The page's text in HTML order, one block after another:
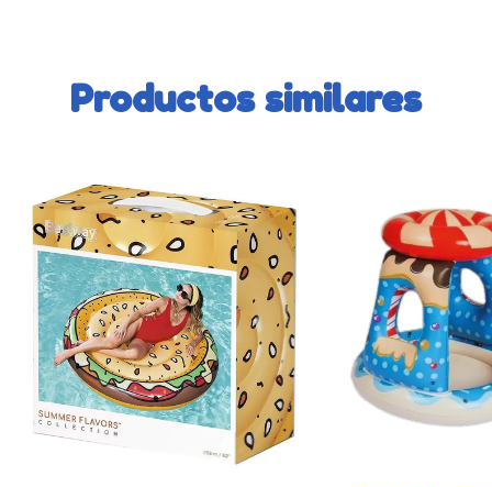
Productos similares